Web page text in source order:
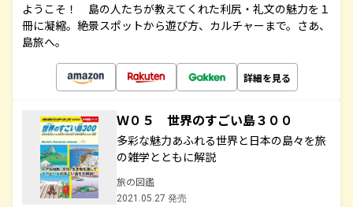
ようこそ！ 島の人たちが教えてくれた利尻・礼文の魅力を１
冊に凝縮。絶景スポットから遊び方、カルチャーまで。さあ、
島旅へ。
詳細を見る
Ｗ０５ 世界のすごい島３００
多彩な魅力あふれる世界と日本の島々を旅
の雑学とともに解説
旅の図鑑
2021.05.27 発売